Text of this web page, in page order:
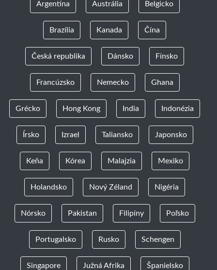
Argentína Austrália Belgicko
Brazília Kanada Čína
Česká republika Dánsko Fínsko
Francúzsko Nemecko Ghana
Grécko Hong Kong India Indonézia
Írsko Izrael Taliansko Japonsko
Keňa Kórea Malajzia Mexiko
Holandsko Nový Zéland Nigéria
Nórsko Pakistan Filipíny Poľsko
Portugalsko Rusko Schengen
Singapore Južná Afrika Španielsko